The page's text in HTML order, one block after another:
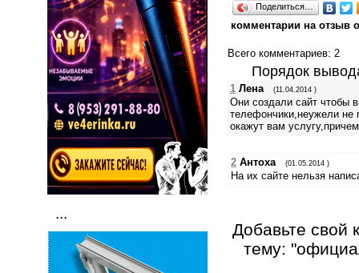
...
Поделиться…
комментарии на отзыв
Всего комментариев: 2
Порядок
1 Лена (11.04.2014 )
Они создали сайт чтобы
телефончики,неужели не
окажут вам
2 Антоха (01.05.2014 )
На их сайте нельзя
Добавьте свой
тему: